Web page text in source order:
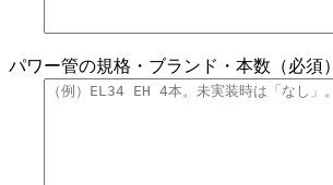
パワー管の規格・ブランド・本数（必須）